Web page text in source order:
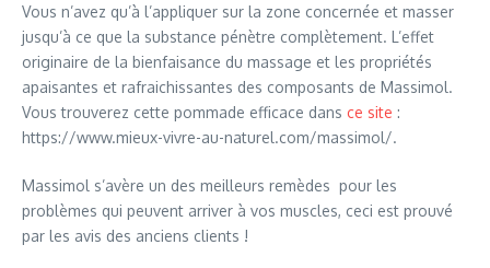
Vous n’avez qu’à l’appliquer sur la zone concernée et masser
jusqu’à ce que la substance pénètre complètement. L’effet
originaire de la bienfaisance du massage et les propriétés
apaisantes et rafraichissantes des composants de Massimol.
Vous trouverez cette pommade efficace dans ce site :
https://www.mieux-vivre-au-naturel.com/massimol/.
Massimol s’avère un des meilleurs remèdes pour les
problèmes qui peuvent arriver à vos muscles, ceci est prouvé
par les avis des anciens clients !